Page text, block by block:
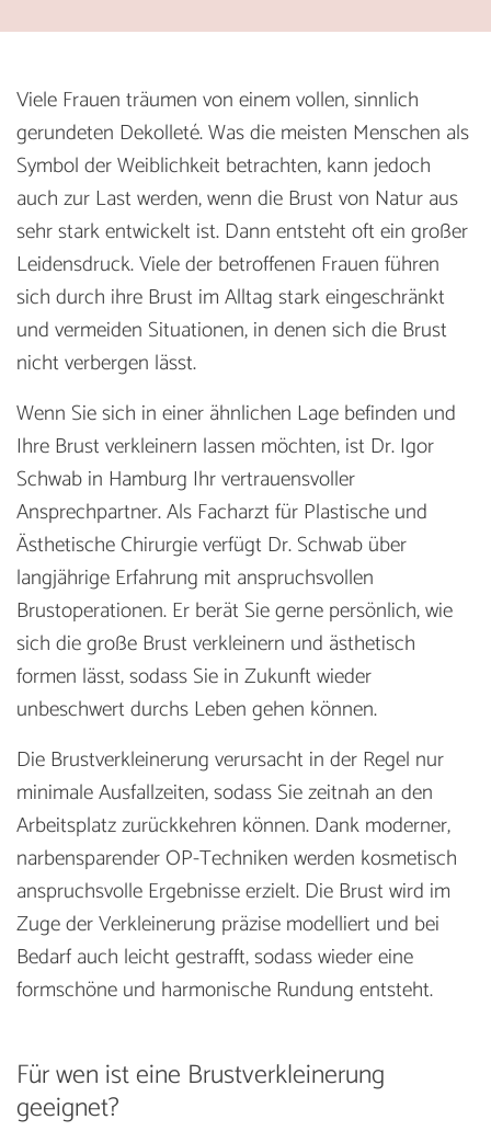
Viele Frauen träumen von einem vollen, sinnlich
gerundeten Dekolleté. Was die meisten Menschen als
Symbol der Weiblichkeit betrachten, kann jedoch
auch zur Last werden, wenn die Brust von Natur aus
sehr stark entwickelt ist. Dann entsteht oft ein großer
Leidensdruck. Viele der betroffenen Frauen führen
sich durch ihre Brust im Alltag stark eingeschränkt
und vermeiden Situationen, in denen sich die Brust
nicht verbergen lässt.
Wenn Sie sich in einer ähnlichen Lage befinden und
Ihre Brust verkleinern lassen möchten, ist Dr. Igor
Schwab in Hamburg Ihr vertrauensvoller
Ansprechpartner. Als Facharzt für Plastische und
Ästhetische Chirurgie verfügt Dr. Schwab über
langjährige Erfahrung mit anspruchsvollen
Brustoperationen. Er berät Sie gerne persönlich, wie
sich die große Brust verkleinern und ästhetisch
formen lässt, sodass Sie in Zukunft wieder
unbeschwert durchs Leben gehen können.
Die Brustverkleinerung verursacht in der Regel nur
minimale Ausfallzeiten, sodass Sie zeitnah an den
Arbeitsplatz zurückkehren können. Dank moderner,
narbensparender OP-Techniken werden kosmetisch
anspruchsvolle Ergebnisse erzielt. Die Brust wird im
Zuge der Verkleinerung präzise modelliert und bei
Bedarf auch leicht gestrafft, sodass wieder eine
formschöne und harmonische Rundung entsteht.
Für wen ist eine Brustverkleinerung
geeignet?